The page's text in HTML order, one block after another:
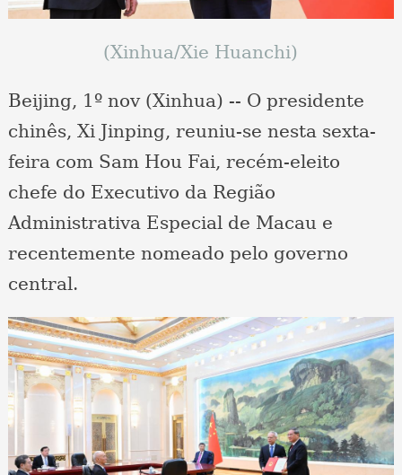
(Xinhua/Xie Huanchi)
Beijing, 1º nov (Xinhua) -- O presidente
chinês, Xi Jinping, reuniu-se nesta sexta-
feira com Sam Hou Fai, recém-eleito
chefe do Executivo da Região
Administrativa Especial de Macau e
recentemente nomeado pelo governo
central.